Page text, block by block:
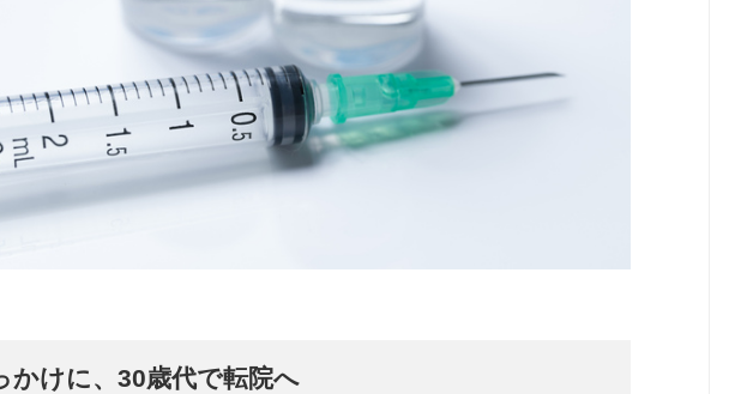
かけに、30歳代で転院へ